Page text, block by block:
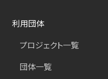
利用団体
プロジェクト一覧
団体一覧